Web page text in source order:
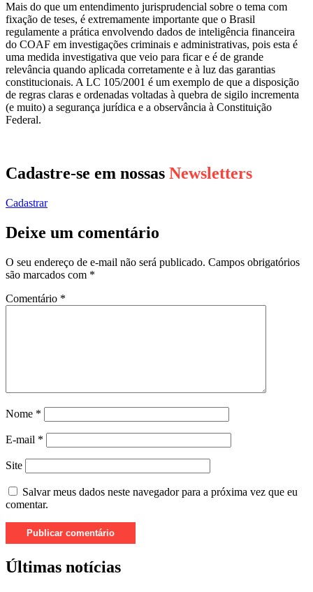
Mais do que um entendimento jurisprudencial sobre o tema com
fixação de teses, é extremamente importante que o Brasil
regulamente a prática envolvendo dados de inteligência financeira
do COAF em investigações criminais e administrativas, pois esta é
uma medida investigativa que veio para ficar e é de grande
relevância quando aplicada corretamente e à luz das garantias
constitucionais. A LC 105/2001 é um exemplo de que a disposição
de regras claras e ordenadas voltadas à quebra de sigilo incrementa
(e muito) a segurança jurídica e a observância à Constituição
Federal.
Cadastre-se em nossas Newsletters
Cadastrar
Deixe um comentário
O seu endereço de e-mail não será publicado. Campos obrigatórios
são marcados com *
Comentário *
Nome *
E-mail *
Site
Salvar meus dados neste navegador para a próxima vez que eu
comentar.
Últimas notícias